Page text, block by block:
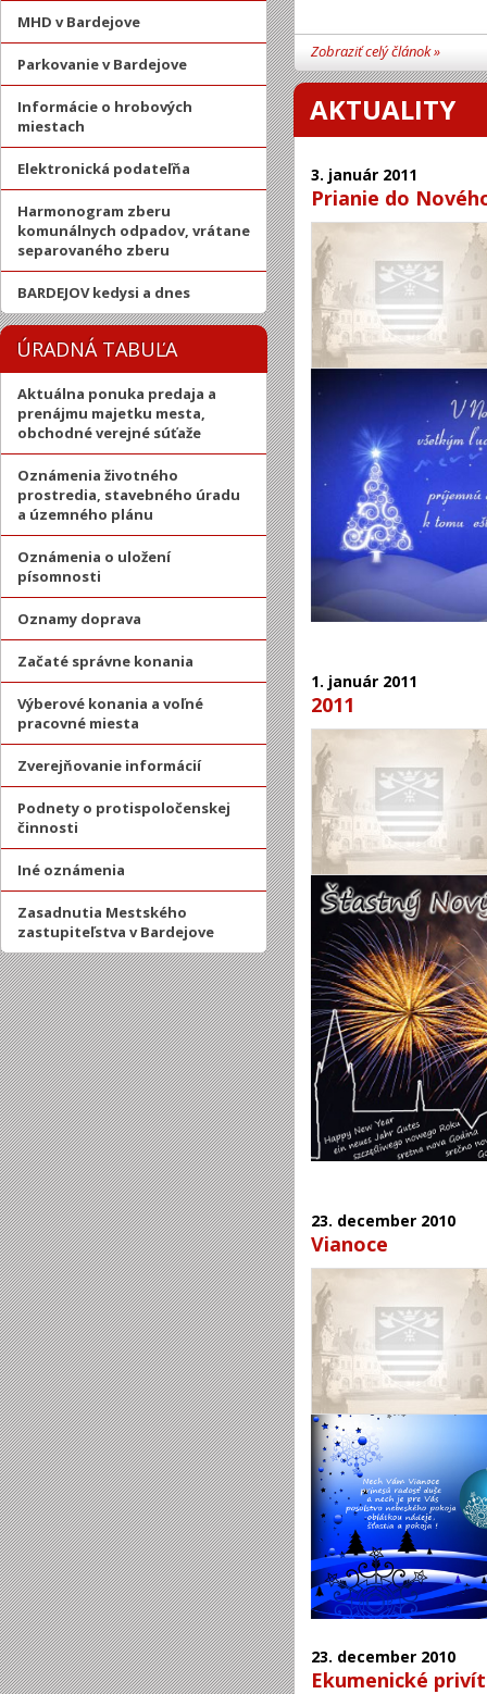
MHD v Bardejove
Parkovanie v Bardejove
Informácie o hrobových
miestach
Elektronická podateľňa
Harmonogram zberu
komunálnych odpadov, vrátane
separovaného zberu
BARDEJOV kedysi a dnes
ÚRADNÁ TABUĽA
Aktuálna ponuka predaja a
prenájmu majetku mesta,
obchodné verejné súťaže
Oznámenia životného
prostredia, stavebného úradu
a územného plánu
Oznámenia o uložení
písomnosti
Oznamy doprava
Začaté správne konania
Výberové konania a voľné
pracovné miesta
Zverejňovanie informácií
Podnety o protispoločenskej
činnosti
Iné oznámenia
Zasadnutia Mestského
zastupiteľstva v Bardejove
Zobraziť celý článok »
AKTUALITY
3. január 2011
Prianie do
1. január 2011
2011
23. december 2010
Vianoce
23. december 2010
Ekumenické